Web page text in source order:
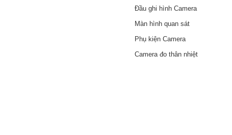
Đầu ghi hình Camera
Màn hình quan sát
Phụ kiện Camera
Camera đo thân nhiệt